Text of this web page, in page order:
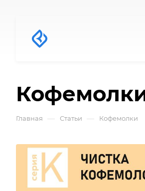
Главная — Статьи — Кофемолки